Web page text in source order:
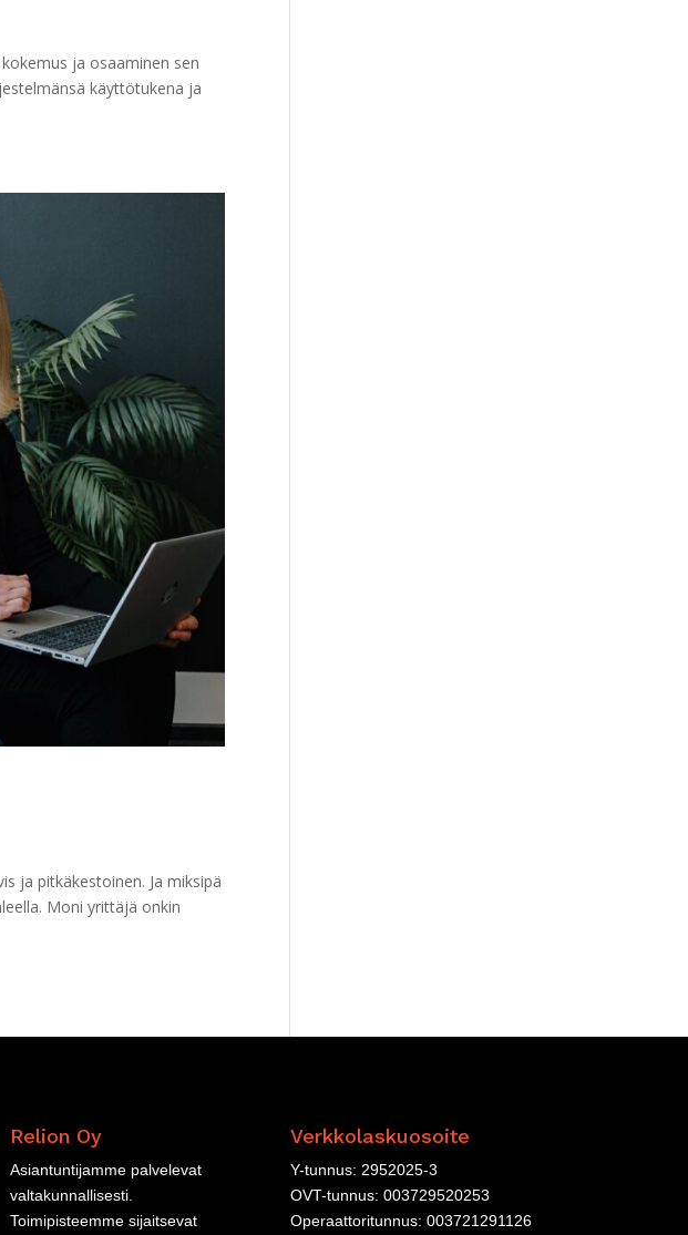
ja osaaminen sen
käyttötukena ja
ja pitkäkestoinen. Ja miksipä
Moni yrittäjä onkin
Relion Oy
Asiantuntijamme palvelevat
valtakunnallisesti.
Toimipisteemme sijaitsevat
Verkkolaskuosoite
Y-tunnus: 2952025-3
OVT-tunnus: 003729520253
Operaattoritunnus: 003721291126